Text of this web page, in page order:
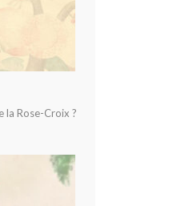
la Rose-Croix ?